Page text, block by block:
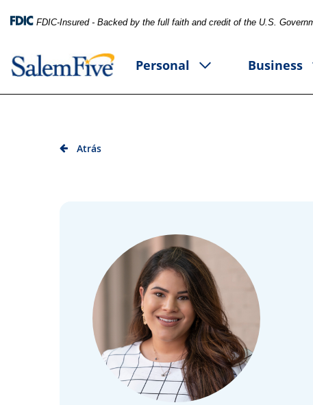
FDIC-Insured - Backed by the full faith and credit of the U.S.
Personal Business
Atrás